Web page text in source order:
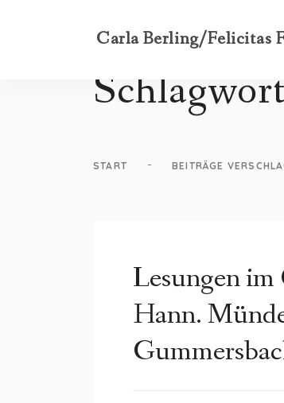
Carla Berling/Felicitas
START - BEITRÄGE
Lesungen
Hann.